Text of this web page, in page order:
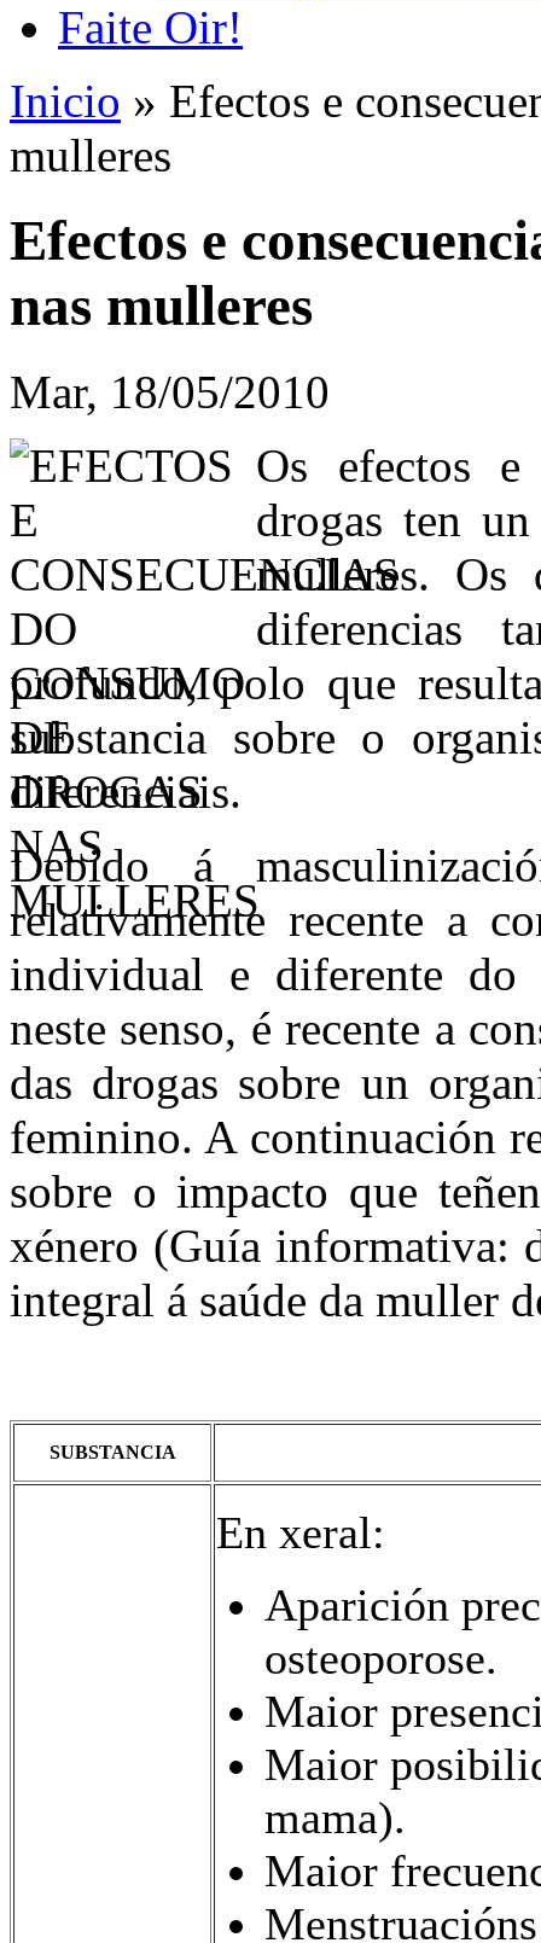
Faite Oir!
Inicio » Efectos e
mulleres
Efectos e
nas mulleres
Mar, 18/05/2010
Os efectos e
drogas ten
mulleres. Os
diferencias
profundo, polo que
substancia sobre o
diferenciais.
Debido á
relativamente recente a
individual e diferente do
neste senso, é recente a
das drogas sobre un
feminino. A continuación
sobre o impacto que
xénero (Guía informativa:
integral á saúde da muller
SUBSTANCIA
En xeral:
Aparición
osteoporose.
Maior
Maior
mama).
Maior